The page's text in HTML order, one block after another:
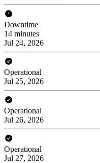
Downtime
14 minutes
Jul 24, 2026
Operational
Jul 25, 2026
Operational
Jul 26, 2026
Operational
Jul 27, 2026